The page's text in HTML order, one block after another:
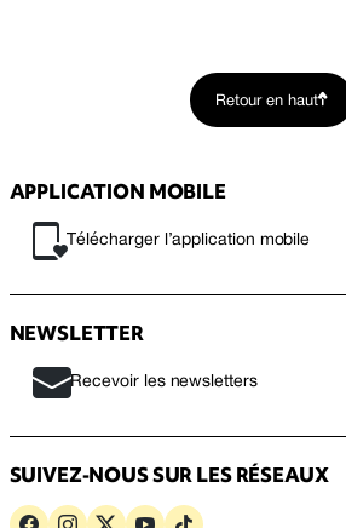
Retour en haut
APPLICATION MOBILE
Télécharger l’application mobile
NEWSLETTER
Recevoir les newsletters
SUIVEZ-NOUS SUR LES RÉSEAUX